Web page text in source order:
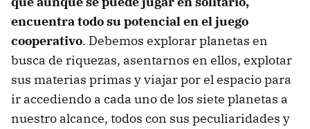
encuentra todo su potencial en el juego
cooperativo. Debemos explorar planetas en
busca de riquezas, asentarnos en ellos, explotar
sus materias primas y viajar por el espacio para
ir accediendo a cada uno de los siete planetas a
nuestro alcance, todos con sus peculiaridades y